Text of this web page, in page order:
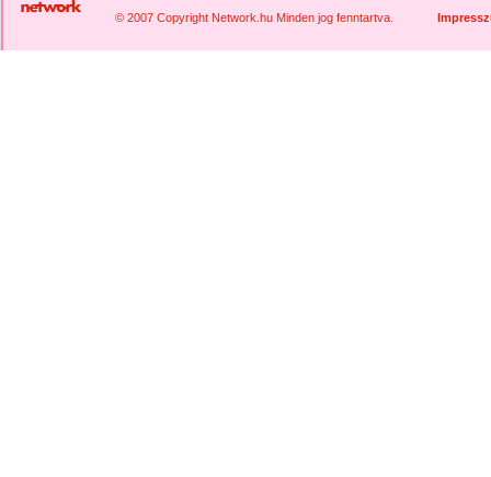
© 2007 Copyright Network.hu Minden jog fenntartva.